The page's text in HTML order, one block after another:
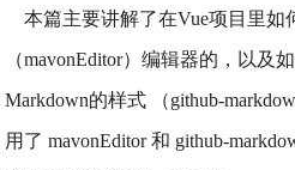
本篇主要讲解了在Vue项目里如
（mavonEditor）编辑器的，以及
Markdown的样式 （github-
用了 mavonEditor 和 github-